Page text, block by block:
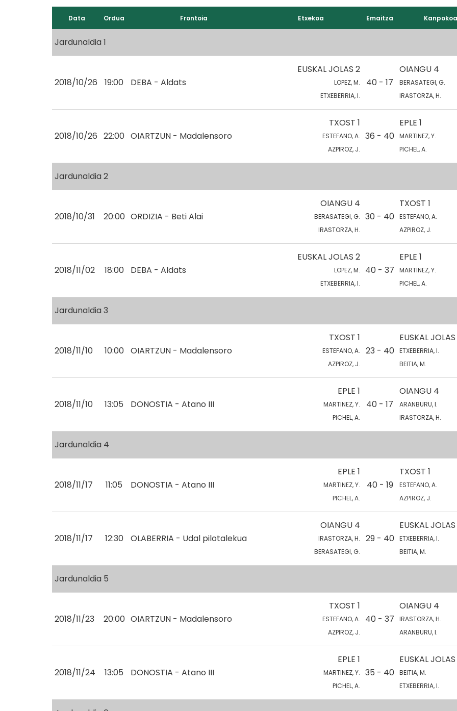
Data Ordua Frontoia Etxekoa Emaitza Kanpokoa
Jardunaldia 1
2018/10/26 19:00 DEBA - Aldats
EUSKAL JOLAS 2
LOPEZ, M.
ETXEBERRIA, I.
40 - 17
OIANGU 4
BERASATEGI, G.
IRASTORZA, H.
2018/10/26 22:00 OIARTZUN - Madalensoro
TXOST 1
ESTEFANO, A.
AZPIROZ, J.
36 - 40
EPLE 1
MARTINEZ, Y.
PICHEL, A.
Jardunaldia 2
2018/10/31 20:00 ORDIZIA - Beti Alai
OIANGU 4
BERASATEGI, G.
IRASTORZA, H.
30 - 40
TXOST 1
ESTEFANO, A.
AZPIROZ, J.
2018/11/02 18:00 DEBA - Aldats
EUSKAL JOLAS 2
LOPEZ, M.
ETXEBERRIA, I.
40 - 37
EPLE 1
MARTINEZ, Y.
PICHEL, A.
Jardunaldia 3
2018/11/10 10:00 OIARTZUN - Madalensoro
TXOST 1
ESTEFANO, A.
AZPIROZ, J.
23 - 40
EUSKAL
ETXEBERRIA, I.
BEITIA, M.
2018/11/10 13:05 DONOSTIA - Atano III
EPLE 1
MARTINEZ, Y.
PICHEL, A.
40 - 17
OIANGU 4
ARANBURU, I.
IRASTORZA, H.
Jardunaldia 4
2018/11/17 11:05 DONOSTIA - Atano III
EPLE 1
MARTINEZ, Y.
PICHEL, A.
40 - 19
TXOST 1
ESTEFANO, A.
AZPIROZ, J.
2018/11/17 12:30 OLABERRIA - Udal pilotalekua
OIANGU 4
IRASTORZA, H.
BERASATEGI, G.
29 - 40
EUSKAL
ETXEBERRIA, I.
BEITIA, M.
Jardunaldia 5
2018/11/23 20:00 OIARTZUN - Madalensoro
TXOST 1
ESTEFANO, A.
AZPIROZ, J.
40 - 37
OIANGU 4
IRASTORZA, H.
ARANBURU, I.
2018/11/24 13:05 DONOSTIA - Atano III
EPLE 1
MARTINEZ, Y.
PICHEL, A.
35 - 40
EUSKAL
BEITIA, M.
ETXEBERRIA, I.